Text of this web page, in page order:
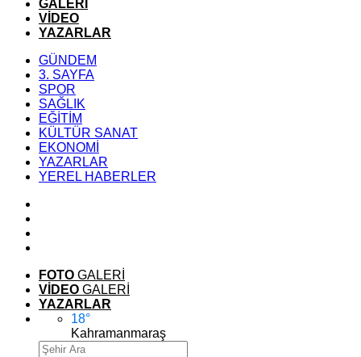
GALERİ
VİDEO
YAZARLAR
GÜNDEM
3. SAYFA
SPOR
SAĞLIK
EĞİTİM
KÜLTÜR SANAT
EKONOMİ
YAZARLAR
YEREL HABERLER
FOTO GALERİ
VİDEO GALERİ
YAZARLAR
18°
Kahramanmaraş